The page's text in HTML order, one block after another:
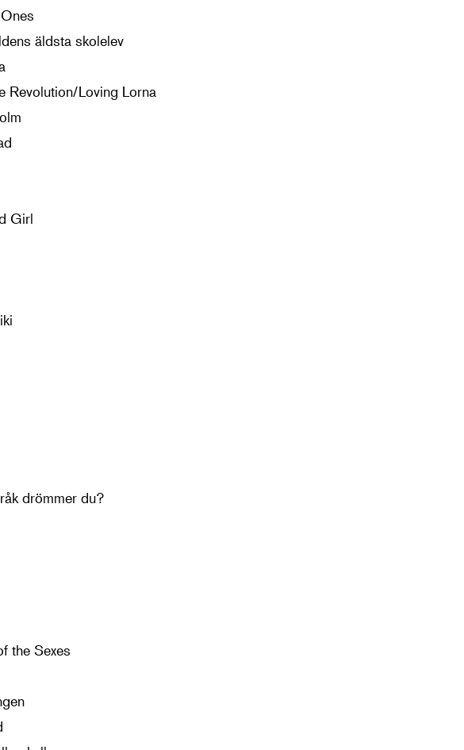
äldsta skolelev
Revolution/Loving Lorna
Girl
drömmer du?
the Sexes